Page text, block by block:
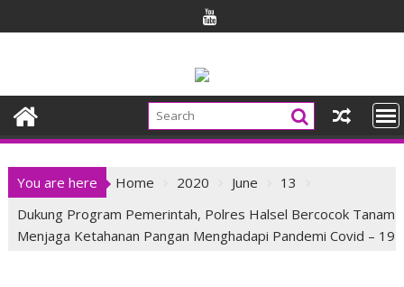
to
You are here Home 2020 June
13
Dukung Program Pemerintah, Polres Halsel Bercocok Tanam
Menjaga Ketahanan Pangan Menghadapi Pandemi Covid – 19